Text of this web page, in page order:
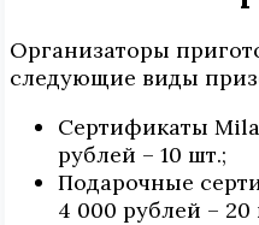
Организаторы
следующие виды
Сертификаты
рублей – 10 шт.;
Подарочные
4 000 рублей – 20